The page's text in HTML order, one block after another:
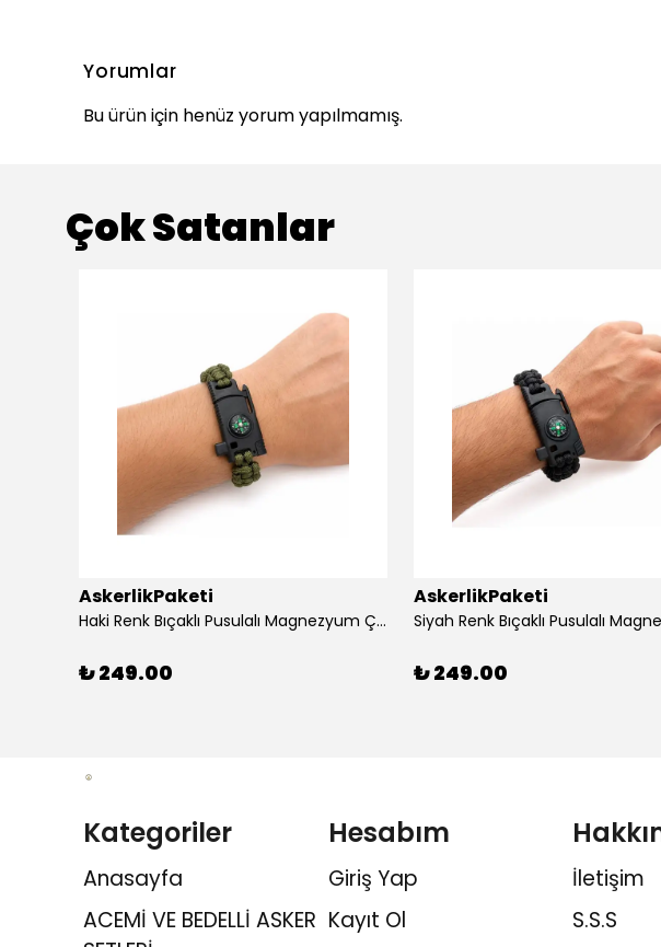
Yorumlar
Bu ürün için henüz yorum yapılmamış.
Çok Satanlar
AskerlikPaketi
Haki Renk Bıçaklı Pusulalı Magnezyum Çubuklu Düdüklü Paracord Bileklik
₺ 249.00
AskerlikPaketi
₺ 249.00
Kategoriler
Anasayfa
ACEMİ VE BEDELLİ ASKER
Hesabım
Giriş Yap
Kayıt Ol
İletişim
S.S.S